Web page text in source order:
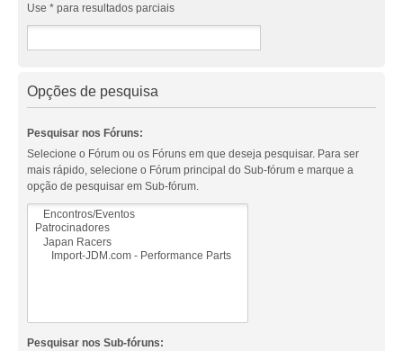
Use * para resultados parciais
Opções de pesquisa
Pesquisar nos Fóruns:
Selecione o Fórum ou os Fóruns em que deseja pesquisar. Para ser
mais rápido, selecione o Fórum principal do Sub-fórum e marque a
opção de pesquisar em Sub-fórum.
Pesquisar nos Sub-fóruns: